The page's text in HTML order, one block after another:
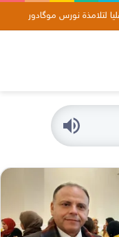
إطلاق خدمات عشرة (10) مراكز صحية حضرية وقروية ومستوصفات بجهة درعة تافيلالت